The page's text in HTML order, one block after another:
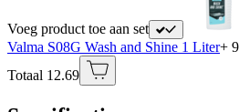
Voeg product toe aan set
Valma S08G Wash and Shine 1 Liter+
Totaal 12.69